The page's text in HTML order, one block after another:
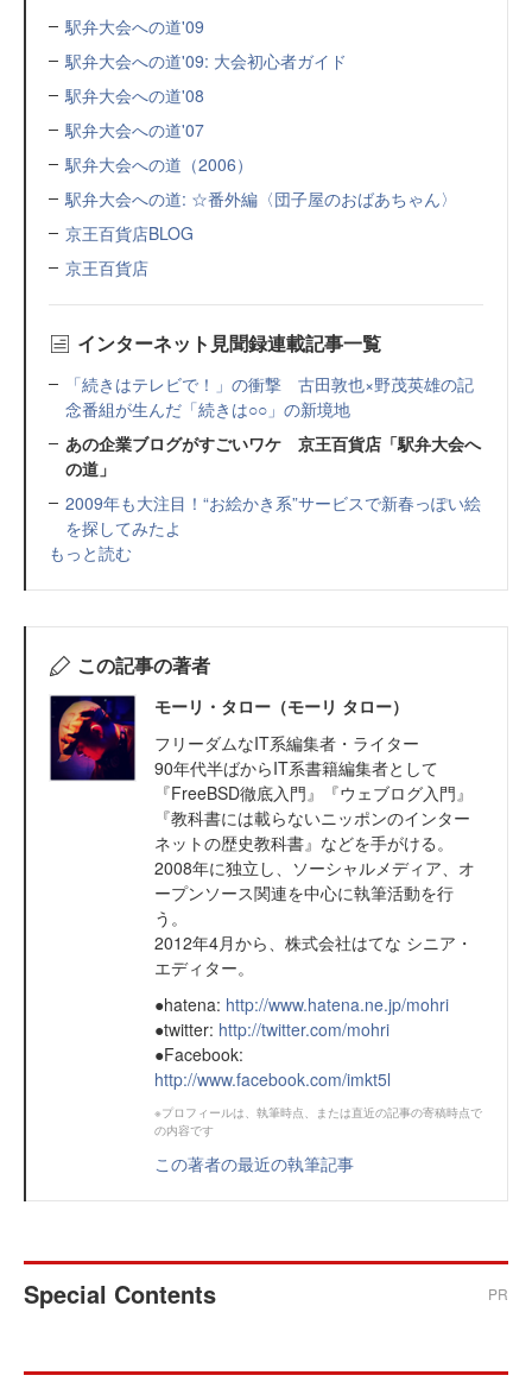
駅弁大会への道'09
駅弁大会への道'09: 大会初心者ガイド
駅弁大会への道'08
駅弁大会への道'07
駅弁大会への道（2006）
駅弁大会への道: ☆番外編〈団子屋のおばあちゃん〉
京王百貨店BLOG
京王百貨店
インターネット見聞録連載記事一覧
「続きはテレビで！」の衝撃 古田敦也×野茂英雄の記
念番組が生んだ「続きは○○」の新境地
あの企業ブログがすごいワケ 京王百貨店「駅弁大会へ
の道」
2009年も大注目！“お絵かき系”サービスで新春っぽい絵
を探してみたよ
もっと読む
この記事の著者
モーリ・タロー（モーリ タロー）
フリーダムなIT系編集者・ライター
90年代半ばからIT系書籍編集者として
『FreeBSD徹底入門』『ウェブログ入門』
『教科書には載らないニッポンのインター
ネットの歴史教科書』などを手がける。
2008年に独立し、ソーシャルメディア、オ
ープンソース関連を中心に執筆活動を行
う。
2012年4月から、株式会社はてな シニア・
エディター。
●hatena: http://www.hatena.ne.jp/mohri
●twitter: http://twitter.com/mohri
●Facebook:
http://www.facebook.com/imkt5l
※プロフィールは、執筆時点、または直近の記事の寄稿時点で
の内容です
この著者の最近の執筆記事
Special Contents PR